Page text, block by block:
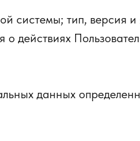
системы; тип, версия и
действиях
данных